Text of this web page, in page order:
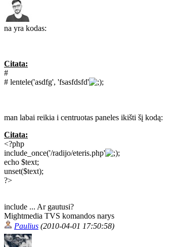
na yra kodas:
Citata:
#
# lentele('asdfg', 'fsasfdsfd'
;
man labai reikia i centruotas paneles ikišti šį kodą:
Citata:
<?php
include_once('/radijo/eteris.php'
;
echo $text;
unset($text);
?>
include ... Ar gautusi?
Mightmedia TVS komandos narys
Paulius (2010-04-01 17:50:58)